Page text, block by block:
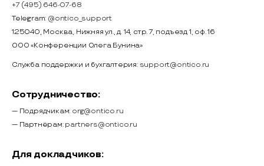
+7 (495) 646-07-68
Telegram: @ontico_support
125040, Москва, Нижняя ул., д. 14, стр. 7, подъезд 1, оф. 16
ООО «Конференции Олега Бунина»
Служба поддержки и бухгалтерия: support@ontico.ru
Сотрудничество:
— Подрядчикам: org@ontico.ru
— Партнёрам: partners@ontico.ru
Для докладчиков: